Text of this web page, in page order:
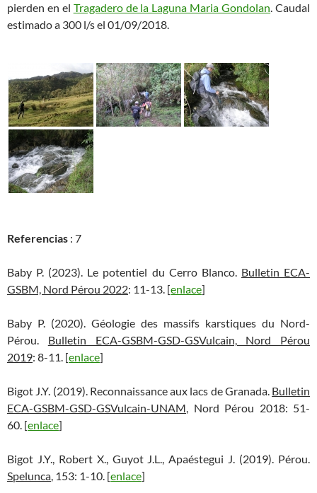
pierden en el Tragadero de la Laguna Maria Gondolan. Caudal
estimado a 300 l/s el 01/09/2018.
Referencias : 7
Baby P. (2023). Le potentiel du Cerro Blanco. Bulletin ECA-
GSBM, Nord Pérou 2022: 11-13. [enlace]
Baby P. (2020). Géologie des massifs karstiques du Nord-
Pérou. Bulletin ECA-GSBM-GSD-GSVulcain, Nord Pérou
2019: 8-11. [enlace]
Bigot J.Y. (2019). Reconnaissance aux lacs de Granada. Bulletin
ECA-GSBM-GSD-GSVulcain-UNAM, Nord Pérou 2018: 51-
60. [enlace]
Bigot J.Y., Robert X., Guyot J.L., Apaéstegui J. (2019). Pérou.
Spelunca, 153: 1-10. [enlace]